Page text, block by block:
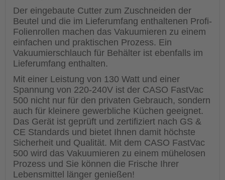
Der eingebaute Cutter zum Zuschneiden der
Beutel und die im Lieferumfang enthaltenen Profi-
Folienrollen machen das Vakuumieren zu einem
einfachen und praktischen Prozess. Ein
Vakuumierschlauch für Behälter ist ebenfalls im
Lieferumfang enthalten.
Mit einer Leistung von 130 Watt und einer
Spannung von 220-240V ist der CASO FastVac
500 nicht nur für den privaten Gebrauch, sondern
auch für kleinere gewerbliche Küchen geeignet.
Das Gerät ist geprüft und zertifiziert nach GS &
CE Standards und bietet Ihnen damit höchste
Sicherheit und Qualität. Mit dem CASO FastVac
500 wird das Vakuumieren zu einem mühelosen
Prozess und Sie können die Frische Ihrer
Lebensmittel länger genießen!